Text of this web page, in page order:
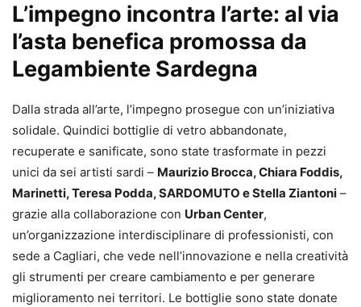
L’impegno incontra l’arte: al via
l’asta benefica promossa da
Legambiente Sardegna
Dalla strada all’arte, l’impegno prosegue con un’iniziativa
solidale. Quindici bottiglie di vetro abbandonate,
recuperate e sanificate, sono state trasformate in pezzi
unici da sei artisti sardi – Maurizio Brocca, Chiara Foddis,
Marinetti, Teresa Podda, SARDOMUTO e Stella Ziantoni –
grazie alla collaborazione con Urban Center,
un’organizzazione interdisciplinare di professionisti, con
sede a Cagliari, che vede nell’innovazione e nella creatività
gli strumenti per creare cambiamento e per generare
miglioramento nei territori. Le bottiglie sono state donate